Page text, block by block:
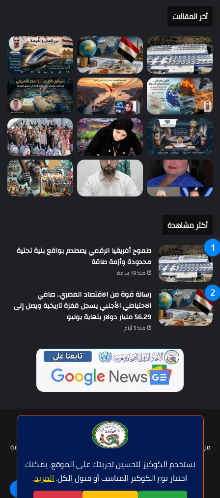
نستخدم الكوكيز لتحسين تجربتك على الموقع. يمكنك
اختيار نوع الكوكيز المناسب أو قبول الكل.المزيد.
أخر المقالات
أكثر مشاهدة
طموح أفريقيا الرقمي يصطدم بواقع بنية تحتية
محدودة وأزمة طاقة
منذ 19 ساعة
رسالة قوة من الاقتصاد المصري.. صافي
الاحتياطي الأجنبي يسجل قفزة تاريخية ويصل إلى
56.29 مليار دولار بنهاية يوليو
منذ 3 أيام
حقوق النشر © | جميع الحقوق محفوظة للاتحاد الدولى للصحافة العربية
2026
من نحن؟
عضوية الإتحاد سياسة الخصوصية
شروط الخدمة
اتصل بنا
فيسبوكتويتر يوتيوبواتساب
اللغة | Langue